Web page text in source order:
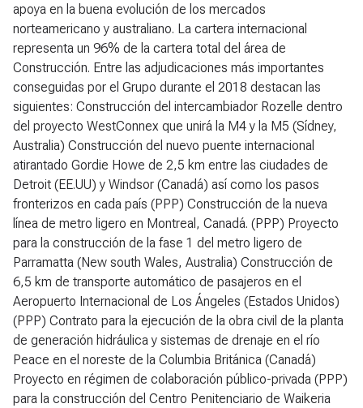
apoya en la buena evolución de los mercados
norteamericano y australiano. La cartera internacional
representa un 96% de la cartera total del área de
Construcción. Entre las adjudicaciones más importantes
conseguidas por el Grupo durante el 2018 destacan las
siguientes: Construcción del intercambiador Rozelle dentro
del proyecto WestConnex que unirá la M4 y la M5 (Sídney,
Australia) Construcción del nuevo puente internacional
atirantado Gordie Howe de 2,5 km entre las ciudades de
Detroit (EE.UU) y Windsor (Canadá) así como los pasos
fronterizos en cada país (PPP) Construcción de la nueva
línea de metro ligero en Montreal, Canadá. (PPP) Proyecto
para la construcción de la fase 1 del metro ligero de
Parramatta (New south Wales, Australia) Construcción de
6,5 km de transporte automático de pasajeros en el
Aeropuerto Internacional de Los Ángeles (Estados Unidos)
(PPP) Contrato para la ejecución de la obra civil de la planta
de generación hidráulica y sistemas de drenaje en el río
Peace en el noreste de la Columbia Británica (Canadá)
Proyecto en régimen de colaboración público-privada (PPP)
para la construcción del Centro Penitenciario de Waikeria